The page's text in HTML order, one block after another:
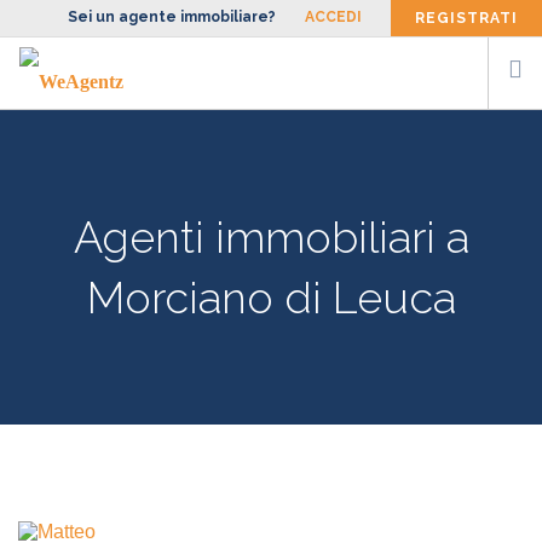
Sei un agente immobiliare? ACCEDI REGISTRATI
FACCIAMO
CONTATTI
Agenti immobiliari a
Morciano di Leuca